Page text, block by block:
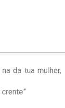
da tua mulher,